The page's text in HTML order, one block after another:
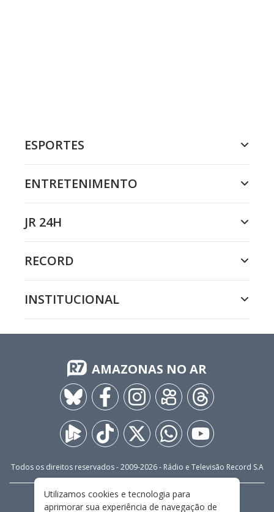
ESPORTES
ENTRETENIMENTO
JR 24H
RECORD
INSTITUCIONAL
AMAZONAS NO AR
Todos os direitos reservados - 2009-2026- Rádio e Televisão Record S.A
FALE CONOSCO
PRIVACIDADE
Utilizamos cookies e tecnologia para
aprimorar sua experiência de navegação de